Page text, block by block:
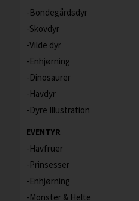
Bondegårdsdyr
Skovdyr
Vilde dyr
Enhjørning
Dinosaurer
Havdyr
Dyre Illustration
EVENTYR
Havfruer
Prinsesser
Enhjørning
Monster & Helte